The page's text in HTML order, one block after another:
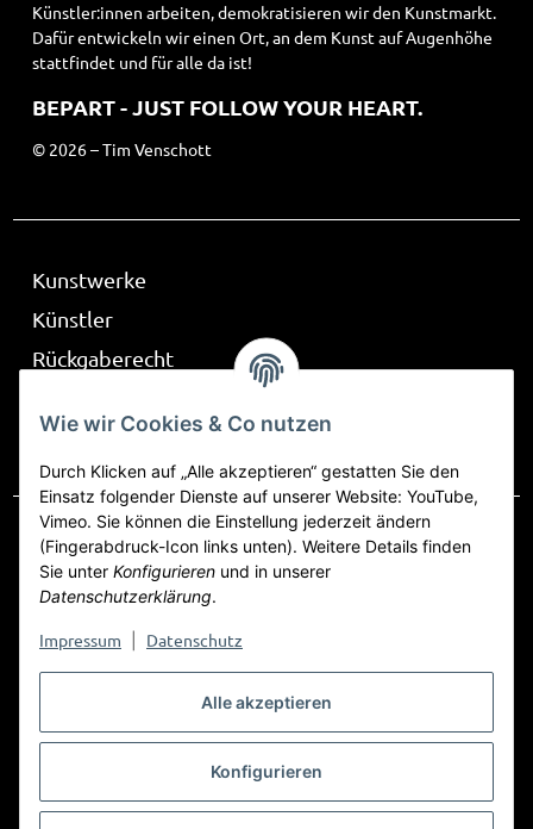
Alle akzeptieren
Konfigurieren
Wie wir Cookies & Co nutzen
Durch Klicken auf „Alle akzeptieren“ gestatten Sie den
Einsatz folgender Dienste auf unserer Website: YouTube,
Vimeo. Sie können die Einstellung jederzeit ändern
(Fingerabdruck-Icon links unten). Weitere Details finden
Sie unter Konfigurieren und in unserer
Datenschutzerklärung.
Impressum Datenschutz
Künstler:innen arbeiten, demokratisieren wir den Kunstmarkt.
Dafür entwickeln wir einen Ort, an dem Kunst auf Augenhöhe
stattfindet und für alle da ist!
BEPART - JUST FOLLOW YOUR HEART.
© 2026 – Tim Venschott
Kunstwerke
Künstler
Rückgaberecht
Frag mich
Vertrag widerrufen
Widerrufsrecht